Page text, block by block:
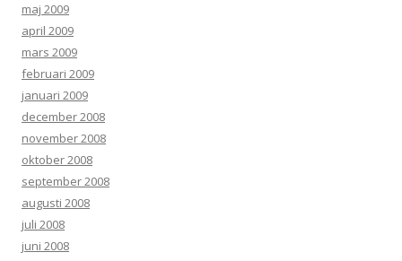
maj 2009
april 2009
mars 2009
februari 2009
januari 2009
december 2008
november 2008
oktober 2008
september 2008
augusti 2008
juli 2008
juni 2008